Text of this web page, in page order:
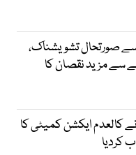
صورتحال تشویشناک،
سے مزید نقصان کا
کالعدم ایکشن کمیٹی کا
کردیا